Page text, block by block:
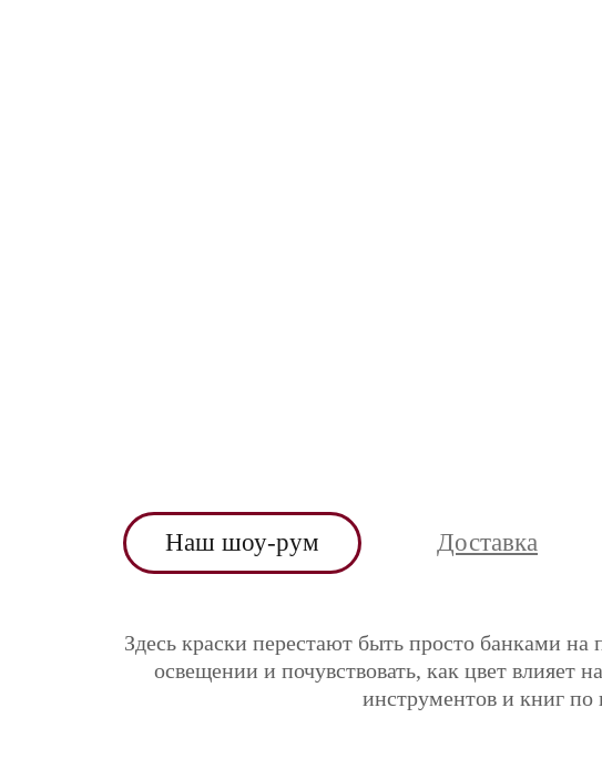
Наш шоу-рум Доставка
Здесь краски перестают быть просто банками
освещении и почувствовать, как цвет влияет
инструментов и книг по